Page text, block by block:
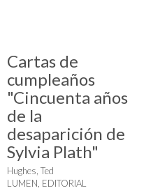
Cartas de
cumpleaños
"Cincuenta años
de la
desaparición de
Sylvia Plath"
Hughes, Ted
LUMEN, EDITORIAL